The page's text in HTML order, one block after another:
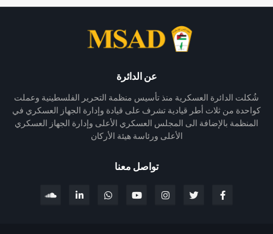
عن الدائرة
شُكلت الدائرة العسكرية منذ تأسيس منظمة التحرير الفلسطينية وعملت
كواحدة من ثلاث أطر قيادية تشرف على قيادة وإدارة الجهاز العسكري في
المنظمة بالإضافة الى المجلس العسكري الأعلى وإدارة الجهاز العسكري
الأعلى ورئاسة هيئة الأركان
تواصل معنا